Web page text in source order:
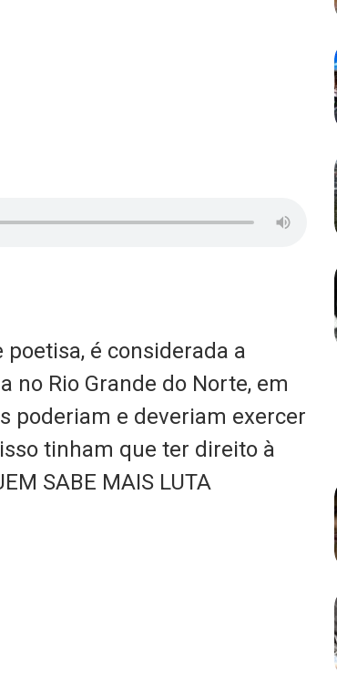
poetisa, é considerada a
Rio Grande do Norte, em
poderiam e deveriam exercer
tinham que ter direito à
SABE MAIS LUTA